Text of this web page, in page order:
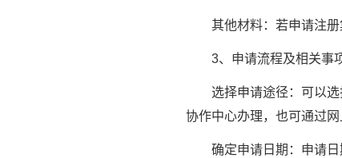
其他材料：若申请注册
3、申请流程及相关事
选择申请途径：可以选
协作中心办理，也可通过
确定申请日期：申请日